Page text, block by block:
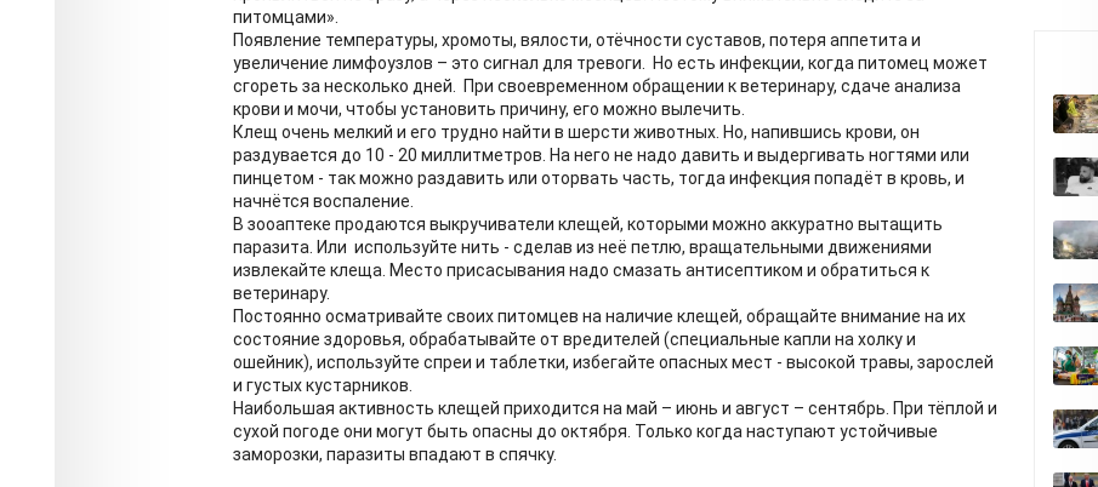
питомцами».
Появление температуры, хромоты, вялости, отёчности суставов, потеря аппетита и
увеличение лимфоузлов – это сигнал для тревоги. Но есть инфекции, когда питомец может
сгореть за несколько дней. При своевременном обращении к ветеринару, сдаче анализа
крови и мочи, чтобы установить причину, его можно вылечить.
Клещ очень мелкий и его трудно найти в шерсти животных. Но, напившись крови, он
раздувается до 10 - 20 миллитметров. На него не надо давить и выдергивать ногтями или
пинцетом - так можно раздавить или оторвать часть, тогда инфекция попадёт в кровь, и
начнётся воспаление.
В зооаптеке продаются выкручиватели клещей, которыми можно аккуратно вытащить
паразита. Или используйте нить - сделав из неё петлю, вращательными движениями
извлекайте клеща. Место присасывания надо смазать антисептиком и обратиться к
ветеринару.
Постоянно осматривайте своих питомцев на наличие клещей, обращайте внимание на их
состояние здоровья, обрабатывайте от вредителей (специальные капли на холку и
ошейник), используйте спреи и таблетки, избегайте опасных мест - высокой травы, зарослей
и густых кустарников.
Наибольшая активность клещей приходится на май – июнь и август – сентябрь. При тёплой и
сухой погоде они могут быть опасны до октября. Только когда наступают устойчивые
заморозки, паразиты впадают в спячку.